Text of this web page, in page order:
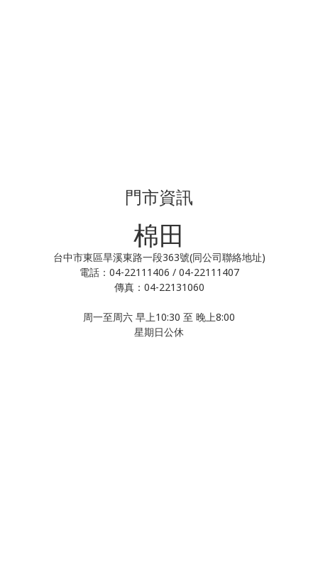
門市資訊
棉田
台中市東區旱溪東路一段363號(同公司聯絡地址)
電話：04-22111406 / 04-22111407
傳真：04-22131060
周一至周六 早上10:30 至 晚上8:00
星期日公休